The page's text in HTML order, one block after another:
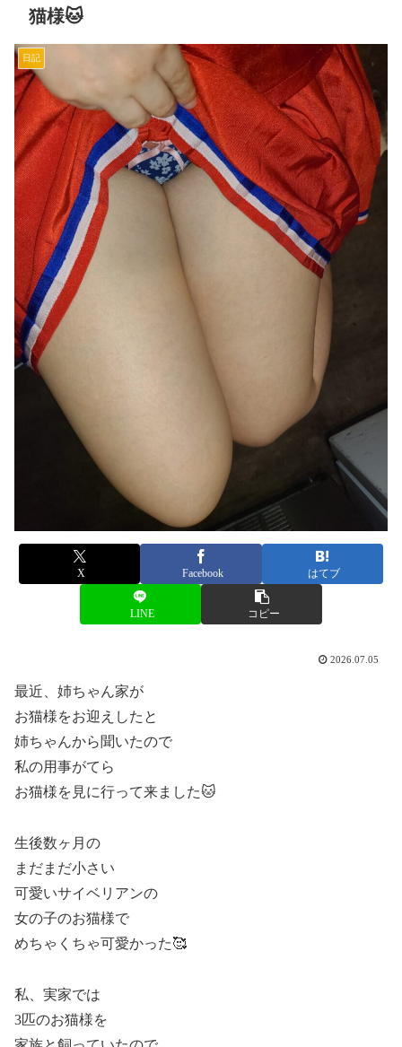
猫様🐱
日記
X Facebook はてブ
LINE コピー
2026.07.05
最近、姉ちゃん家が
お猫様をお迎えしたと
姉ちゃんから聞いたので
私の用事がてら
お猫様を見に行って来ました🐱
生後数ヶ月の
まだまだ小さい
可愛いサイベリアンの
女の子のお猫様で
めちゃくちゃ可愛かった🥰️
私、実家では
3匹のお猫様を